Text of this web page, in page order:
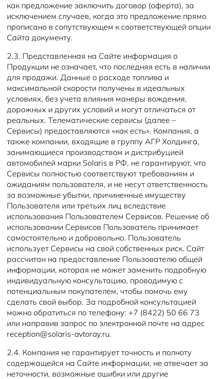
как предложение заключить договор (оферта), за
исключением случаев, когда это предложение прямо
прописано в сопутствующем к соответствующей опции
Сайта документу.
2.3. Представленная на Сайте информация о
Продукции не означает, что последняя есть в наличии
для продажи. Данные о расходе топлива и
максимальной скорости получены в идеальных
условиях, без учета влияния манеры вождения,
дорожных и других условий и могут отличаться от
реальных. Телематические сервисы (далее –
Сервисы) предоставляются «как есть». Компания, а
также компании, входящие в группу АГР Холдинга,
занимающиеся производством и дистрибуцией
автомобилей марки Solaris в РФ, не гарантируют, что
Сервисы полностью соответствуют требованиям и
ожиданиям пользователя, и не несут ответственность
за возможные убытки, причиненные имуществу
Пользователя или третьих лиц вследствие
использования Пользователем Сервисов. Решение об
использовании Сервисов Пользователь принимает
самостоятельно и добровольно. Пользователь
использует Сервисы на свой собственных риск. Сайт
рассчитан на предоставление Пользователю общей
информации, которая не может заменить подробную
индивидуальную консультацию, проводимую с
потенциальным покупателем, чтобы помочь ему
сделать свой выбор. За подробной консультацией
можно обратиться по телефону: +7 (8422) 50 66 73
или направив запрос по электронной почте на адрес
reception@solaris-avtoray.ru.
2.4. Компания не гарантирует точность и полноту
содержащейся на Сайте информации, не отвечает за
неточности, возможные ошибки или другие